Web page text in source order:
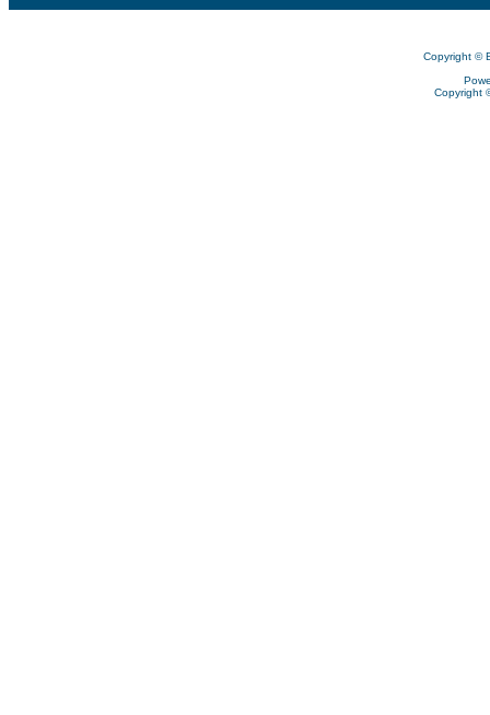
Copyright ©
Copyright